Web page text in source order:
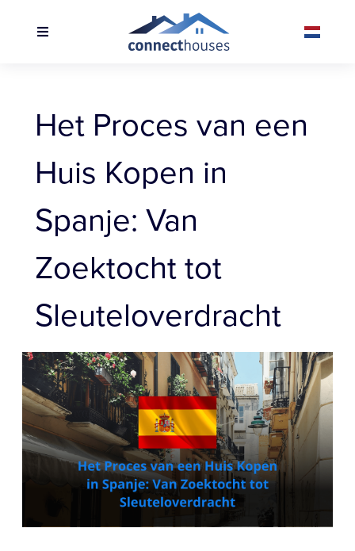
Het Proces van een
Huis Kopen in
Spanje: Van
Zoektocht tot
Sleuteloverdracht